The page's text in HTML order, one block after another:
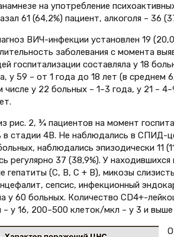
на употребление
61 (64,2%) пациент, алкоголя – 36
ВИЧ-инфекции установлен 19
заболевания с момента
госпитализации составляла у 18
у 59 – от 1 года до 18 лет (в среднем
числе у 22 больных – 1–3 года, у 21 –
рис. 2, ¾ пациентов на момент
в стадии 4В. Не наблюдались в СПИД-
наблюдались эпизодически 11
регулярно 37 (38,9%). У
гепатиты (С, В, С + В), микозы
сепсис, инфекционный
у 60 больных. Количество СD4+-
у 16, 200–500 клеток/мкл – у 3 и